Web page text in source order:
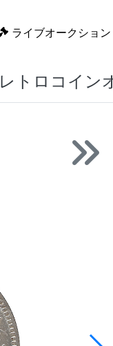
ライブオークション
レトロコイン